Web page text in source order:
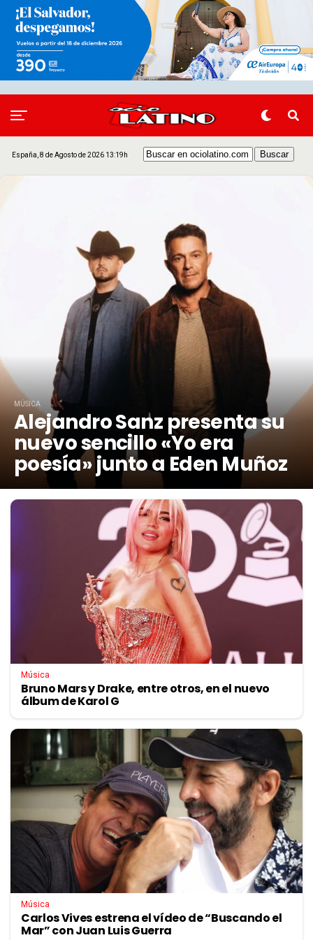
España, 8 de Agosto de 2026 13:19h
MÚSICA
Alejandro Sanz presenta su
nuevo sencillo «Yo era
poesía» junto a Eden Muñoz
Música
Bruno Mars y Drake, entre otros, en el nuevo
álbum de Karol G
Música
Carlos Vives estrena el vídeo de “Buscando el
Mar” con Juan Luis Guerra